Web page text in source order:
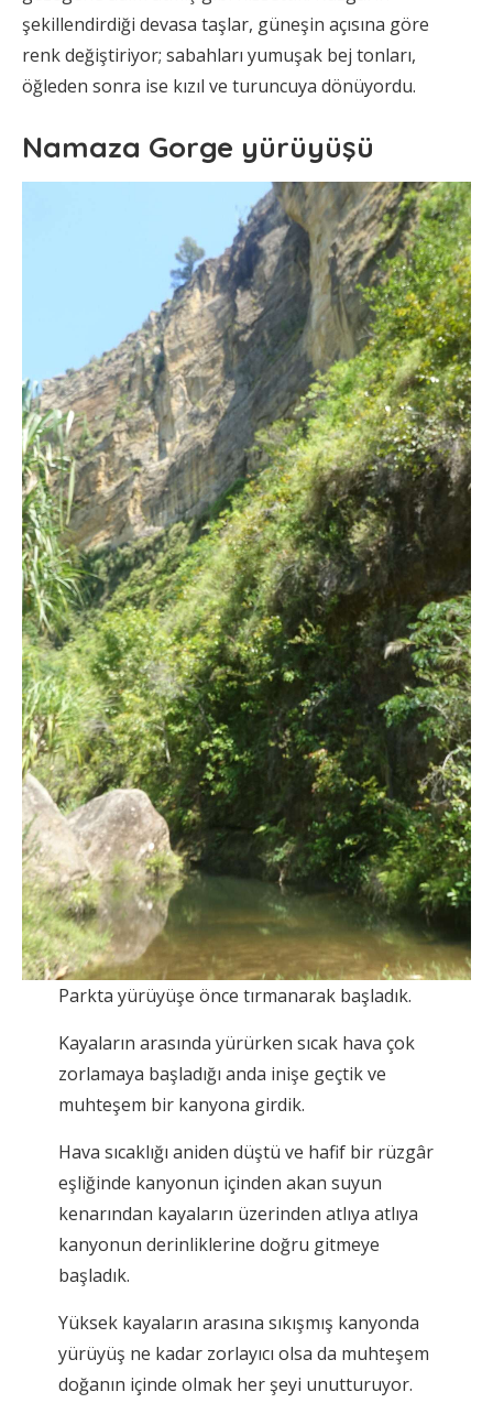
şekillendirdiği devasa taşlar, güneşin açısına göre
renk değiştiriyor; sabahları yumuşak bej tonları,
öğleden sonra ise kızıl ve turuncuya dönüyordu.
Namaza Gorge yürüyüşü
Parkta yürüyüşe önce tırmanarak başladık.
Kayaların arasında yürürken sıcak hava çok
zorlamaya başladığı anda inişe geçtik ve
muhteşem bir kanyona girdik.
Hava sıcaklığı aniden düştü ve hafif bir rüzgâr
eşliğinde kanyonun içinden akan suyun
kenarından kayaların üzerinden atlıya atlıya
kanyonun derinliklerine doğru gitmeye
başladık.
Yüksek kayaların arasına sıkışmış kanyonda
yürüyüş ne kadar zorlayıcı olsa da muhteşem
doğanın içinde olmak her şeyi unutturuyor.